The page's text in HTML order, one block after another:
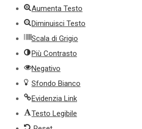
Aumenta Testo
Diminuisci Testo
Scala di Grigio
Più Contrasto
Negativo
Sfondo Bianco
Evidenzia Link
Testo Legibile